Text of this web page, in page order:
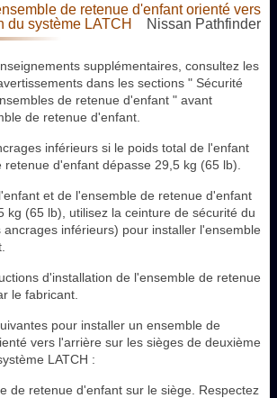
de retenue d'enfant orienté vers
du système LATCH
Nissan Pathfinder
supplémentaires, consultez les
dans les sections " Sécurité
de retenue d'enfant " avant
de retenue d'enfant.
inférieurs si le poids total de l'enfant
d'enfant dépasse 29,5 kg (65 lb).
et de l'ensemble de retenue d'enfant
kg (65 lb), utilisez la ceinture de sécurité du
inférieurs) pour installer l'ensemble
d'installation de l'ensemble de retenue
le fabricant.
pour installer un ensemble de
vers l'arrière sur les sièges de deuxième
LATCH :
de retenue d'enfant sur le siège. Respectez